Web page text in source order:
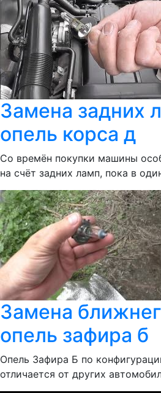
Замена задних
опель корса д
Со времён покупки машины
на счёт задних ламп, пока в
Замена
опель зафира б
Опель Зафира Б по
отличается от других